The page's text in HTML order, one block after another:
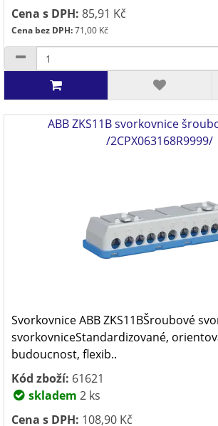
Cena s DPH: 85,91 Kč
Cena bez DPH:71,00 Kč
ABB ZKS11B svorkovnice
/2CPX063168R9999/
Svorkovnice ABB ZKS11BŠroubové
svorkovniceStandardizované,
budoucnost, flexib..
Kód zboží: 61621
skladem 2 ks
Cena s DPH: 108,90 Kč